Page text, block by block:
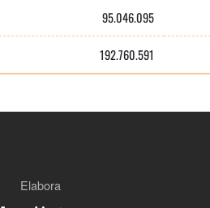
95.046.095
192.760.591
Elabora